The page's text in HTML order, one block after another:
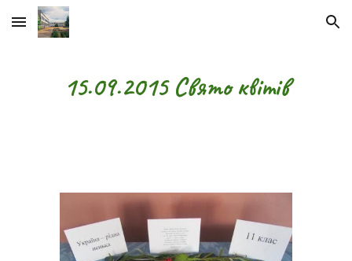
Skip to main content Skip to navigation
15.09.2015 Свято квітів